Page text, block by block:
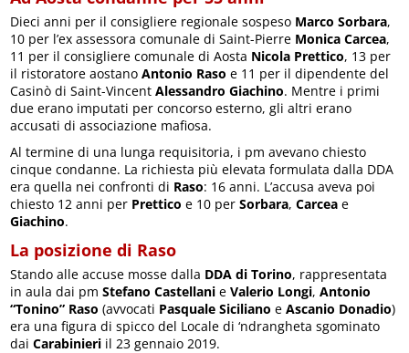
Dieci anni per il consigliere regionale sospeso Marco Sorbara,
10 per l’ex assessora comunale di Saint-Pierre Monica Carcea,
11 per il consigliere comunale di Aosta Nicola Prettico, 13 per
il ristoratore aostanoAntonio Raso e 11 per il dipendente del
Casinò di Saint-VincentAlessandro Giachino. Mentre i primi
due erano imputati per concorso esterno, gli altri erano
accusati di associazione mafiosa.
Al termine di una lunga requisitoria, i pm avevano chiesto
cinque condanne. La richiesta più elevata formulata dalla DDA
era quella nei confronti di Raso: 16 anni. L’accusa aveva poi
chiesto 12 anni per Prettico e 10 perSorbara,Carcea e
Giachino.
La posizione di Raso
Stando alle accuse mosse dalla DDA di Torino, rappresentata
in aula dai pmStefano Castellani eValerio Longi,Antonio
“Tonino” Raso (avvocati Pasquale Siciliano eAscanio Donadio)
era una figura di spicco del Locale di ‘ndrangheta sgominato
daiCarabinieri il 23 gennaio 2019.